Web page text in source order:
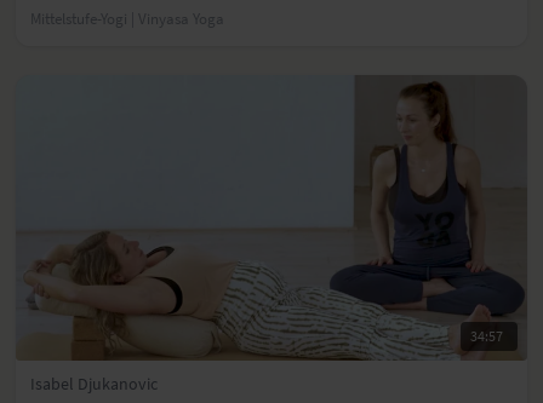
Mittelstufe-Yogi | Vinyasa Yoga
34:57
Isabel Djukanovic